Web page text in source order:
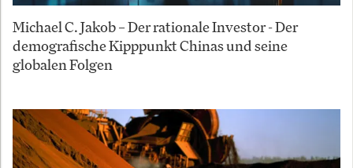
Michael C. Jakob – Der rationale Investor - Der
demografische Kipppunkt Chinas und seine
globalen Folgen